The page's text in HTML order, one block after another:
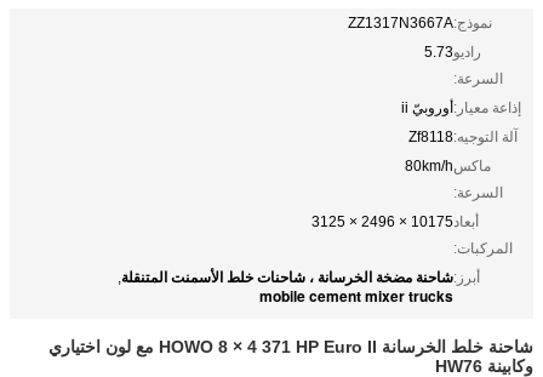
نموذج:ZZ1317N3667A
راديو
السرعة:
5.73
إذاعة معيار:أوروبيّ ii
آلة التوجيه:Zf8118
ماكس
السرعة:
80km/h
أبعاد
المركبات:
10175 × 2496 × 3125
أبرز:شاحنة مضخة الخرسانة ، شاحنات خلط الأسمنت المتنقلة,
mobile cement mixer trucks
شاحنة خلط الخرسانة HOWO 8 × 4 371 HP Euro II مع لون اختياري
وكابينة HW76